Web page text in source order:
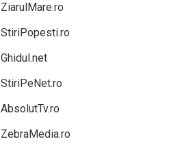
ZiarulMare.ro
StiriPopesti.ro
Ghidul.net
StiriPeNet.ro
AbsolutTv.ro
ZebraMedia.ro